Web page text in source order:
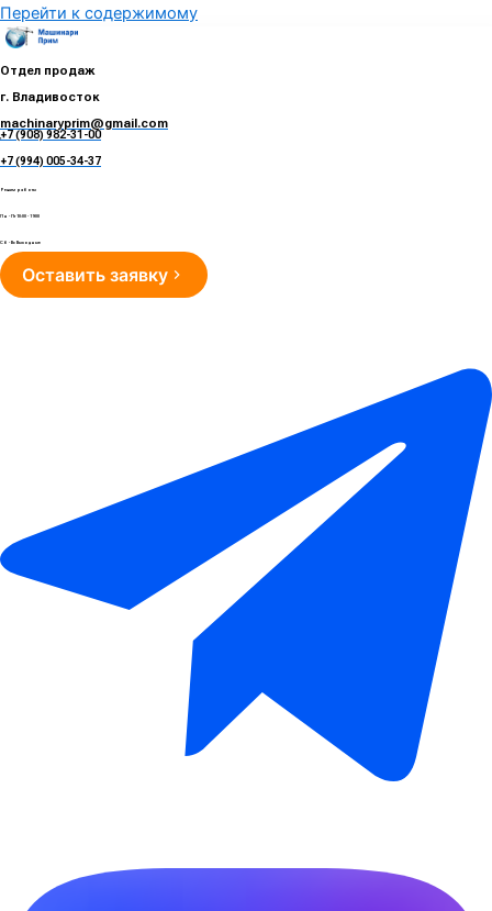
Перейти к содержимому
Отдел продаж
г. Владивосток
machinaryprim@gmail.com
+7 (908) 982-31-00
+7 (994) 005-34-37
Режим работы
Пн - Пт 10:00 - 19:00
Сб - Вс Выходные
Оставить заявку